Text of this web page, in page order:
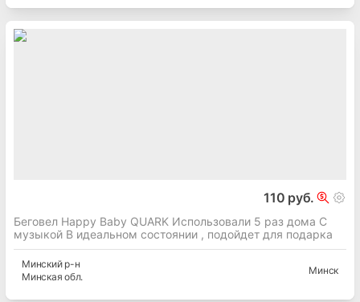
110 руб.
Беговел Happy Baby QUARK Использовали 5 раз дома С
музыкой В идеальном состоянии , подойдет для подарка
Минскийр-н
Минская обл.
Минск